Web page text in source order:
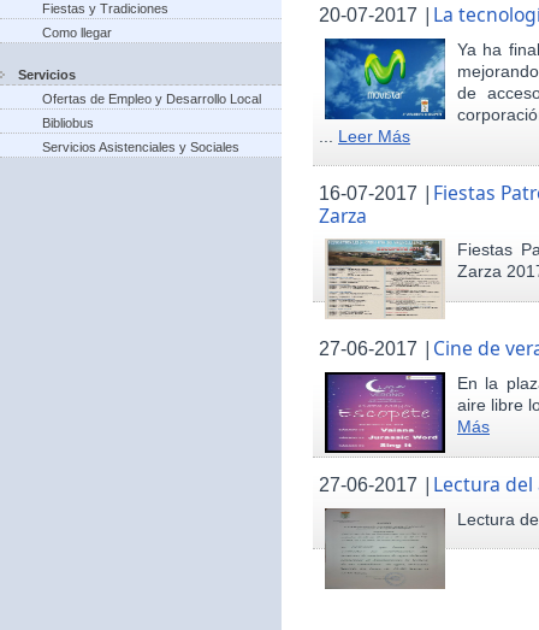
Fiestas y Tradiciones
Como llegar
Servicios
Ofertas de Empleo y Desarrollo Local
Bibliobus
Servicios Asistenciales y Sociales
20-07-2017 | La
Ya ha
de
Leer Más
16-07-2017 | Fiestas
Zarza
Fiestas
Zarza
27-06-2017 | Cine de
En la
aire libre
Más
27-06-2017 | Lectura del
Lectura